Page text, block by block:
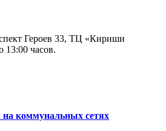
Героев 33, ТЦ «Кириши
13:00 часов.
коммунальных сетях